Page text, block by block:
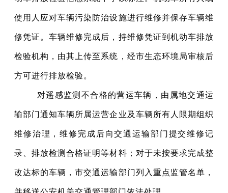
使用人应对车辆污染防治设施进行维修并保存车辆维
修凭证。车辆维修完成后，持维修凭证到机动车排放
检验机构，由其上传至系统，经市生态环境局审核后
方可进行排放检验。
对遥感监测不合格的营运车辆，由属地交通运
输部门通知车辆所属运营企业及车辆所有人限期组织
维修治理，维修完成后向交通运输部门提交维修记
录、排放检测合格证明等材料；对于未按要求完成整
改达标的车辆，市交通运输部门列入重点监管名单，